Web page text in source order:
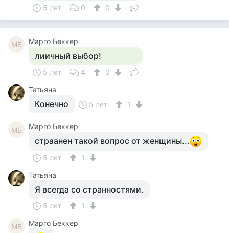
5 лет 0 0
MБ Mарго Беккер
лиичный выбор!
5 лет 4
0
Татьяна
Конечно 5 лет 1
MБ Mарго Беккер
страанен такой вопрос от женщины...
5 лет
1
Татьяна
Я всегда со странностями.
5 лет 1
MБ
Mарго Беккер